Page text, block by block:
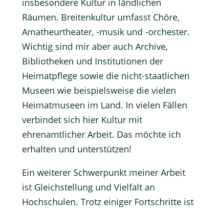
insbesondere Kultur in ländlichen
Räumen. Breitenkultur umfasst Chöre,
Amatheurtheater, -musik und -orchester.
Wichtig sind mir aber auch Archive,
Bibliotheken und Institutionen der
Heimatpflege sowie die nicht-staatlichen
Museen wie beispielsweise die vielen
Heimatmuseen im Land. In vielen Fällen
verbindet sich hier Kultur mit
ehrenamtlicher Arbeit. Das möchte ich
erhalten und unterstützen!
Ein weiterer Schwerpunkt meiner Arbeit
ist Gleichstellung und Vielfalt an
Hochschulen. Trotz einiger Fortschritte ist